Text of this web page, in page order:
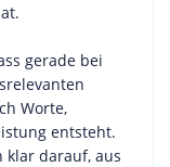
gerade bei
Worte,
entsteht.
klar darauf, aus